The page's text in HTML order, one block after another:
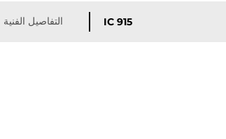
IC 915 التفاصيل الفنية